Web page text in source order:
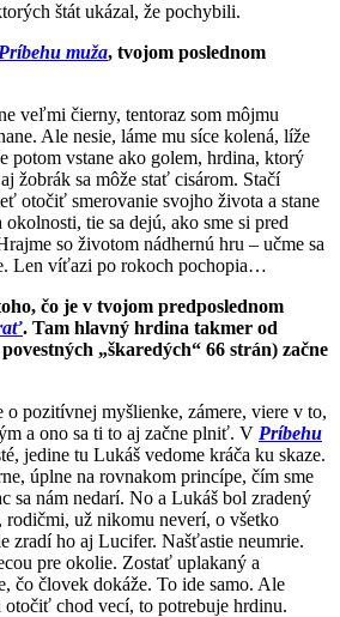
štát ukázal, že pochybili.
Príbehu muža, tvojom poslednom
veľmi čierny, tentoraz som môjmu
Ale nesie, láme mu síce kolená, líže
potom vstane ako golem, hrdina, ktorý
žobrák sa môže stať cisárom. Stačí
otočiť smerovanie svojho života a stane
tie sa dejú, ako sme si pred
so životom nádhernú hru – učme sa
Len víťazi po rokoch pochopia…
čo je v tvojom predposlednom
. Tam hlavný hrdina takmer od
„škaredých“ 66 strán) začne
pozitívnej myšlienke, zámere, viere v to,
a ono sa ti to aj začne plniť. V Príbehu
jedine tu Lukáš vedome kráča ku skaze.
úplne na rovnakom princípe, čím sme
sa nám nedarí. No a Lukáš bol zradený
už nikomu neverí, o všetko
ho aj Lucifer. Našťastie neumrie.
pre okolie. Zostať uplakaný a
čo človek dokáže. To ide samo. Ale
chod vecí, to potrebuje hrdinu.